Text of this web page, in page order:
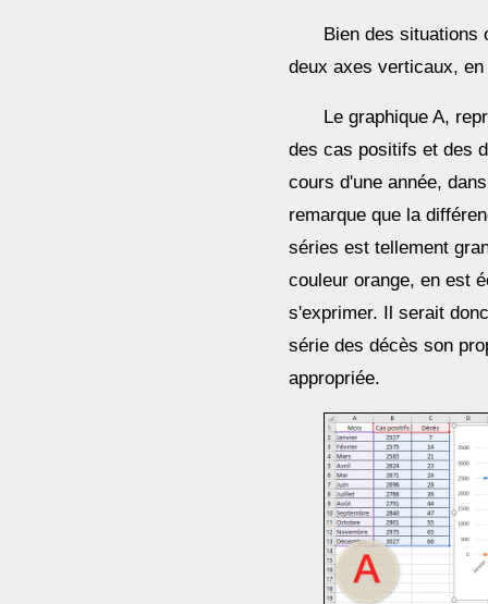
Bien des situations
deux axes verticaux,
Le graphique A,
des cas positifs et des
cours d'une année,
remarque que la
séries est tellement
couleur orange, en est
s'exprimer. Il serait
série des décès son
appropriée.